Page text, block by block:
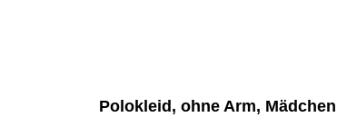
Polokleid, ohne Arm, Mädchen